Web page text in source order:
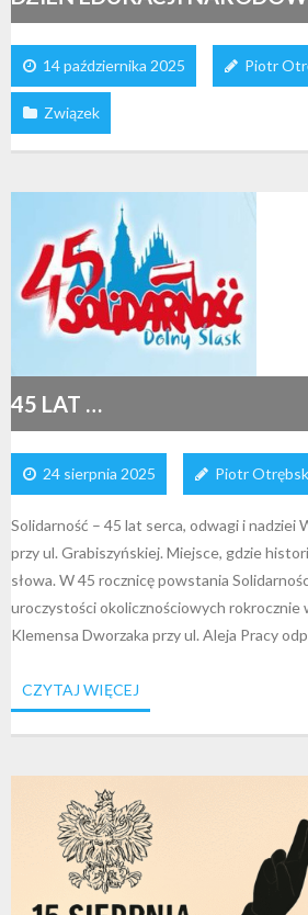
14 października 2025 Piotr
Związek
45 LAT …
24 sierpnia 2025 Piotr
Solidarność – 45 lat serca, odwagi i nadziei
przy ul. Grabiszyńskiej. Miejsce, gdzie
słowa. W 45 rocznicę powstania
uroczystości okolicznościowych rokrocznie
Klemensa Dworzaka przy ul. Aleja Pracy
CZYTAJ WIĘCEJ